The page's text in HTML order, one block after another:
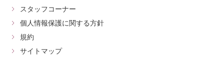
スタッフコーナー
個人情報保護に関する方針
規約
サイトマップ